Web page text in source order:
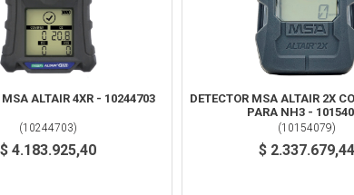
MSA ALTAIR 4XR - 10244703
(10244703)
$ 4.183.925,40
DETECTOR MSA ALTAIR 2X
PARA NH3 -
(10154079)
$ 2.337.679,44